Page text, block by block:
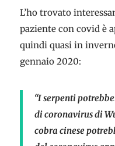
L’ho trovato
paziente con covid è
quindi quasi in
gennaio 2020:
“I serpenti
di coronavirus di
cobra cinese